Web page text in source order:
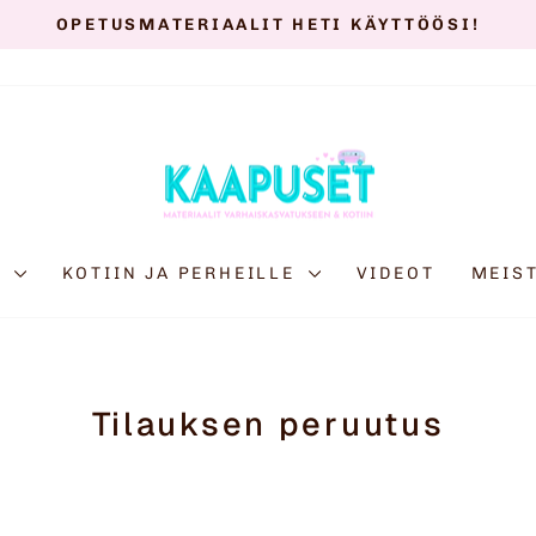
KOTIIN JA PERHEILLE VIDEOT
Tilauksen peruutus